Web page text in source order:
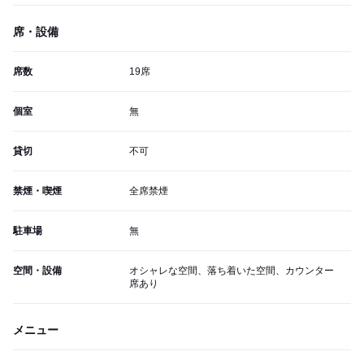
席・設備
席数 19席
個室 無
貸切 不可
禁煙・喫煙 全席禁煙
駐車場 無
空間・設備
オシャレな空間、落ち着いた空間、カウンター
席あり
メニュー